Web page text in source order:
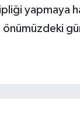
yapmaya
önümüzdeki